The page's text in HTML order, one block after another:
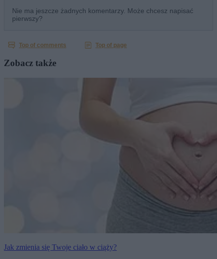
Zobacz także
Jak zmienia się Twoje ciało w ciąży?